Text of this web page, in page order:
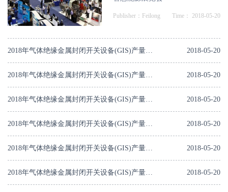
Publisher：Feilong Time： 2018-05-20
2018-05-20
2018-05-20
2018-05-20
2018-05-20
2018-05-20
2018-05-20